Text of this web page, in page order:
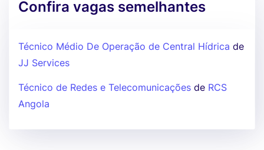
Confira vagas semelhantes
Técnico Médio De Operação de Central Hídrica de
JJ Services
Técnico de Redes e Telecomunicações de RCS
Angola